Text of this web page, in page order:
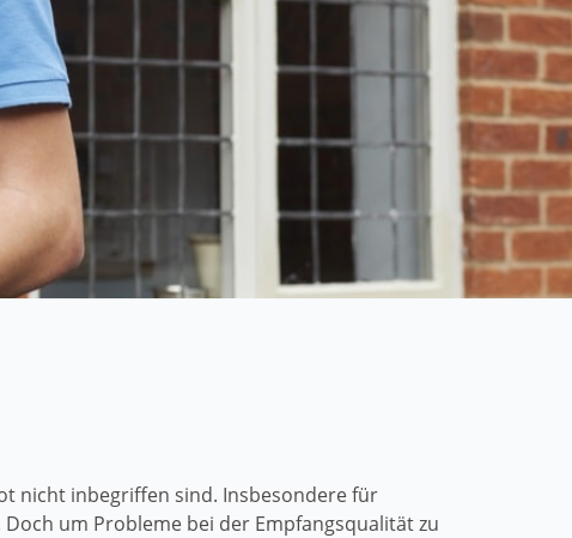
nicht inbegriffen sind. Insbesondere für
um Probleme bei der Empfangsqualität zu